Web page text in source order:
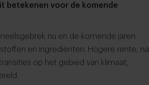
betekenen voor de komende
nu en de komende jaren.
en ingrediënten. Hogere rente, na
op het gebied van klimaat,